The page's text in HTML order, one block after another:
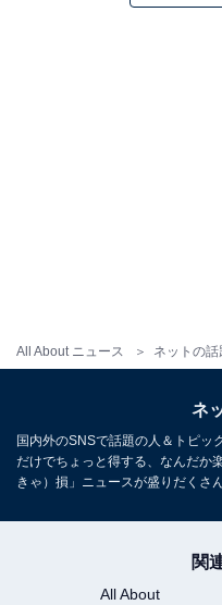
All About ニュース ネットの話
ネ
国内外のSNSで話題の人＆トピッ
だけでちょっと得する、なんだか
きゃ）損」ニュースが盛りだくさん
関
All About